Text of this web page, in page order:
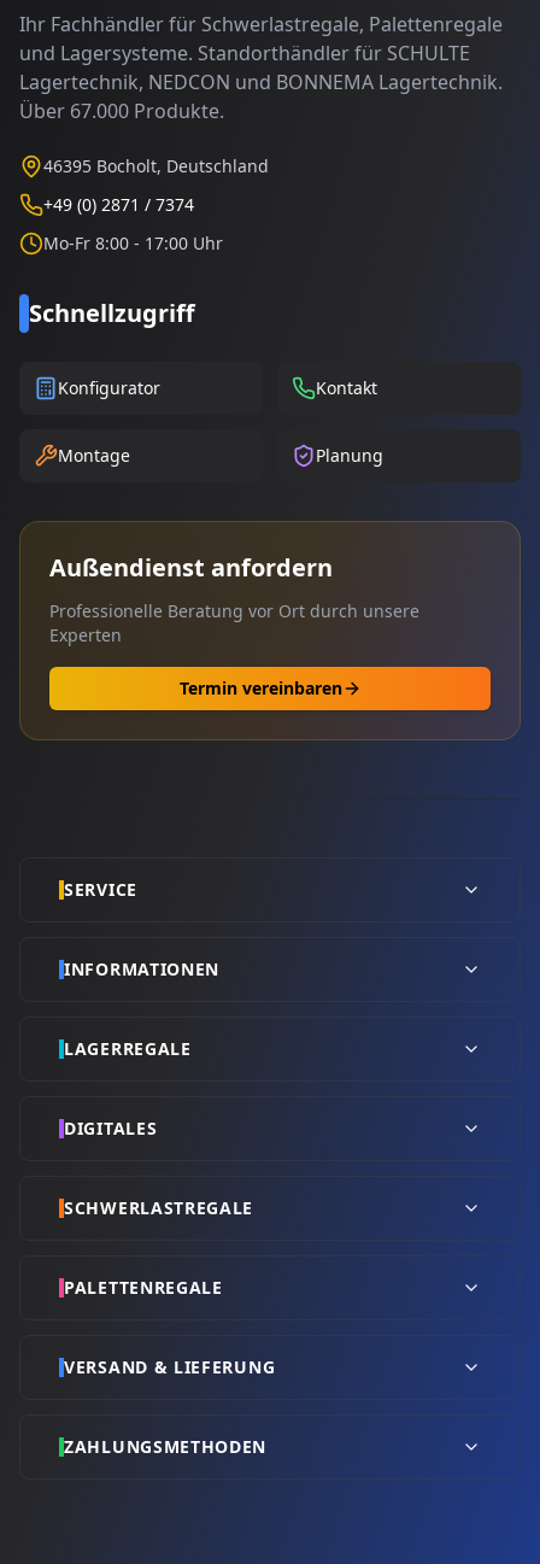
Ihr Fachhändler für Schwerlastregale, Palettenregale
und Lagersysteme. Standorthändler für SCHULTE
Lagertechnik, NEDCON und BONNEMA Lagertechnik.
Über 67.000 Produkte.
46395 Bocholt, Deutschland
+49 (0) 2871 / 7374
Mo-Fr 8:00 - 17:00 Uhr
Schnellzugriff
Konfigurator Kontakt
Montage Planung
Außendienst anfordern
Professionelle Beratung vor Ort durch unsere
Experten
Termin vereinbaren
SERVICE
INFORMATIONEN
LAGERREGALE
DIGITALES
SCHWERLASTREGALE
PALETTENREGALE
VERSAND & LIEFERUNG
ZAHLUNGSMETHODEN